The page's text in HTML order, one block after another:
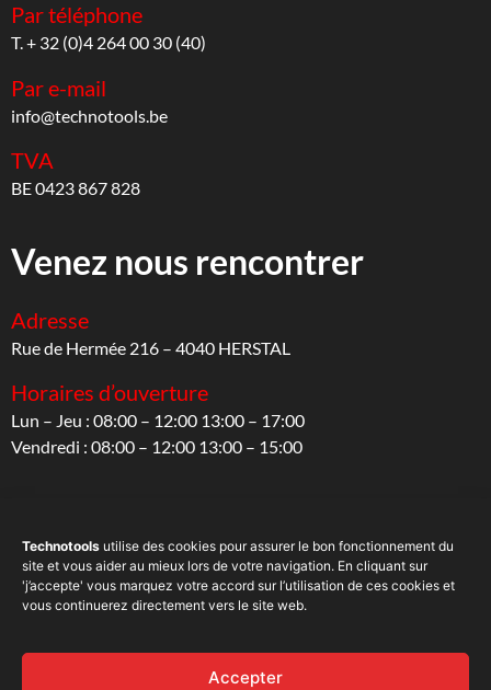
Technotools utilise des cookies pour assurer le bon fonctionnement du
site et vous aider au mieux lors de votre navigation. En cliquant sur
'j’accepte' vous marquez votre accord sur l’utilisation de ces cookies et
vous continuerez directement vers le site web.
Accepter
Par téléphone
T. + 32 (0)4 264 00 30 (40)
Par e-mail
info@technotools.be
TVA
BE 0423 867 828
Venez nous rencontrer
Adresse
Rue de Hermée 216 – 4040 HERSTAL
Horaires d’ouverture
Lun – Jeu : 08:00 – 12:00 13:00 – 17:00
Vendredi : 08:00 – 12:00 13:00 – 15:00
Sur les réseaux sociaux